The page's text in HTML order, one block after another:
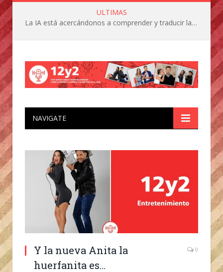
ULTIMAS
La IA está acercándonos a comprender y traducir las vocalizaciones y comportamientos de nuestras mascotas
NAVIGATE
Y la nueva Anita la
huerfanita es…
0